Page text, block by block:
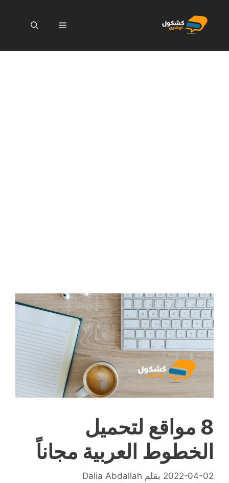
المحتوى
القائمة
8 مواقع لتحميل
الخطوط العربية مجاناً
2022-04-02 بقلم Dalia Abdallah